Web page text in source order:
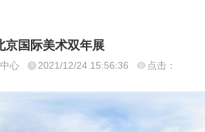
京国际美术双年展
心 2021/12/24 15:56:36
点击：